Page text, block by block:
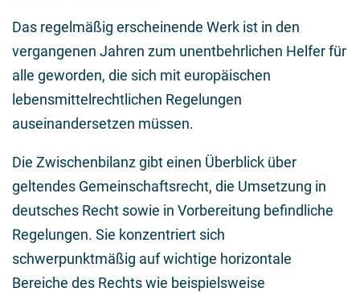
Das regelmäßig erscheinende Werk ist in den
vergangenen Jahren zum unentbehrlichen Helfer für
alle geworden, die sich mit europäischen
lebensmittelrechtlichen Regelungen
auseinandersetzen müssen.
Die Zwischenbilanz gibt einen Überblick über
geltendes Gemeinschaftsrecht, die Umsetzung in
deutsches Recht sowie in Vorbereitung befindliche
Regelungen. Sie konzentriert sich
schwerpunktmäßig auf wichtige horizontale
Bereiche des Rechts wie beispielsweise